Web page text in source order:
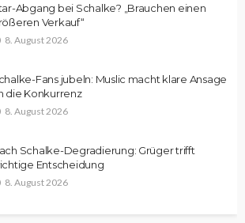
Abgang bei Schalke? „Brauchen einen
Verkauf“
8. August 2026
Fans jubeln: Muslic macht klare Ansage
die Konkurrenz
8. August 2026
Schalke-Degradierung: Grüger trifft
Entscheidung
8. August 2026